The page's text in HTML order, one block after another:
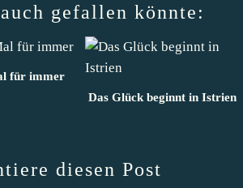
gefallen könnte:
für immer
Das Glück beginnt in Istrien
diesen Post